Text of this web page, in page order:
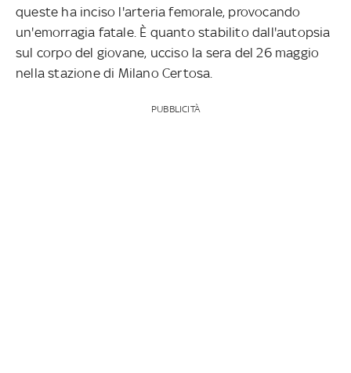
queste ha inciso l'arteria femorale, provocando
un'emorragia fatale. È quanto stabilito dall'autopsia
sul corpo del giovane, ucciso la sera del 26 maggio
nella stazione di Milano Certosa.
PUBBLICITÀ